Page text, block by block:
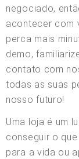
negociado,
acontecer com
perca mais
demo,
contato com
todas as suas
nosso futuro!
Uma loja é um
conseguir o
para a vida ou